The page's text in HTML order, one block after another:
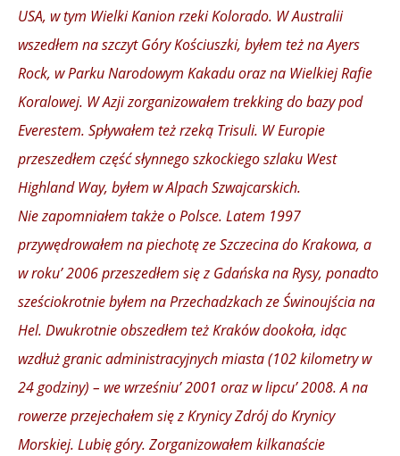
USA, w tym Wielki Kanion rzeki Kolorado. W Australii
wszedłem na szczyt Góry Kościuszki, byłem też na Ayers
Rock, w Parku Narodowym Kakadu oraz na Wielkiej Rafie
Koralowej. W Azji zorganizowałem trekking do bazy pod
Everestem. Spływałem też rzeką Trisuli. W Europie
przeszedłem część słynnego szkockiego szlaku West
Highland Way, byłem w Alpach Szwajcarskich.
Nie zapomniałem także o Polsce. Latem 1997
przywędrowałem na piechotę ze Szczecina do Krakowa, a
w roku’ 2006 przeszedłem się z Gdańska na Rysy, ponadto
sześciokrotnie byłem na Przechadzkach ze Świnoujścia na
Hel. Dwukrotnie obszedłem też Kraków dookoła, idąc
wzdłuż granic administracyjnych miasta (102 kilometry w
24 godziny) – we wrześniu’ 2001 oraz w lipcu’ 2008. A na
rowerze przejechałem się z Krynicy Zdrój do Krynicy
Morskiej. Lubię góry. Zorganizowałem kilkanaście